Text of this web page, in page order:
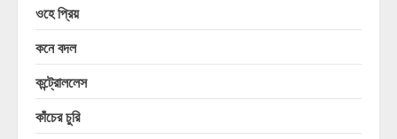
ওহে প্রিয়
কনে বদল
কন্ট্রোললেস
কাঁচের চুরি